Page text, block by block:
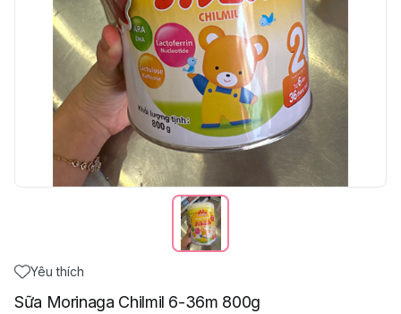
Yêu thích
Sữa Morinaga Chilmil 6-36m 800g